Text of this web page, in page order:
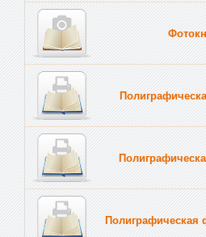
Полиграфическая